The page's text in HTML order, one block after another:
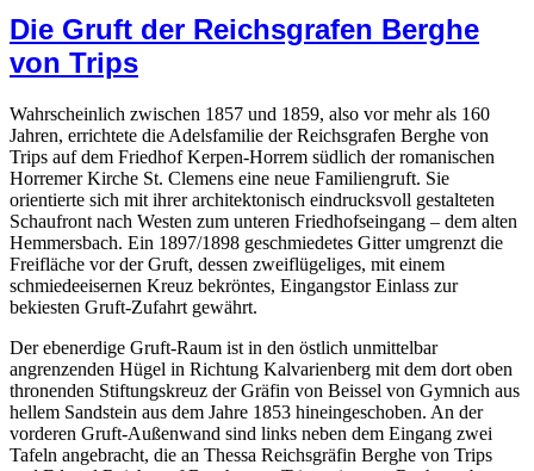
Die Gruft der Reichsgrafen Berghe
von Trips
Wahrscheinlich zwischen 1857 und 1859, also vor mehr als 160
Jahren, errichtete die Adelsfamilie der Reichsgrafen Berghe von
Trips auf dem Friedhof Kerpen-Horrem südlich der romanischen
Horremer Kirche St. Clemens eine neue Familiengruft. Sie
orientierte sich mit ihrer architektonisch eindrucksvoll gestalteten
Schaufront nach Westen zum unteren Friedhofseingang – dem alten
Hemmersbach. Ein 1897/1898 geschmiedetes Gitter umgrenzt die
Freifläche vor der Gruft, dessen zweiflügeliges, mit einem
schmiedeeisernen Kreuz bekröntes, Eingangstor Einlass zur
bekiesten Gruft-Zufahrt gewährt.
Der ebenerdige Gruft-Raum ist in den östlich unmittelbar
angrenzenden Hügel in Richtung Kalvarienberg mit dem dort oben
thronenden Stiftungskreuz der Gräfin von Beissel von Gymnich aus
hellem Sandstein aus dem Jahre 1853 hineingeschoben. An der
vorderen Gruft-Außenwand sind links neben dem Eingang zwei
Tafeln angebracht, die an Thessa Reichsgräfin Berghe von Trips